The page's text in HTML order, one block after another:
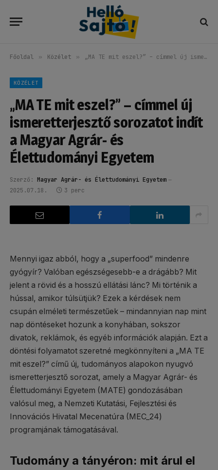
Főoldal » Közélet » „MA TE mit eszel?” – címmel új ismeretterjesztő sorozatot indít a Magyar Agrár- és Élettudományi Egyetem
KÖZÉLET
„MA TE mit eszel?” – címmel új
ismeretterjesztő sorozatot indít
a Magyar Agrár- és
Élettudományi Egyetem
Szerző: Magyar Agrár- és Élettudományi Egyetem
2025.07.18.
3 perc
Mennyi igaz abból, hogy a „superfood” mindenre
gyógyír? Valóban egészségesebb-e a drágább? Mit
jelent a rövid és a hosszú ellátási lánc? Mi történik a
hússal, amikor túlsütjük? Ezek a kérdések nem
csupán elméleti természetűek – mindannyian nap mint
nap döntéseket hozunk a konyhában, sokszor
divatok, reklámok, és egyéb információk alapján. Ezt a
döntési folyamatot szeretné megkönnyíteni a „MA TE
mit eszel?” című új, tudományos alapokon nyugvó
ismeretterjesztő sorozat, amely a Magyar Agrár- és
Élettudományi Egyetem (MATE) gondozásában
valósul meg, a Nemzeti Kutatási, Fejlesztési és
Innovációs Hivatal Mecenatúra (MEC_24)
programjának támogatásával.
Tudomány a tányéron: mit árul el